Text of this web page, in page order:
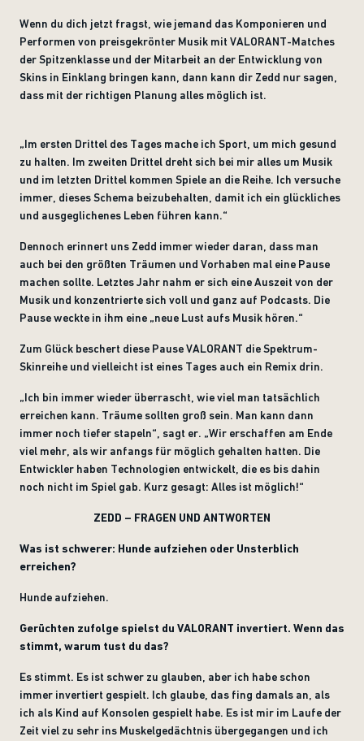
Wenn du dich jetzt fragst, wie jemand das Komponieren und
Performen von preisgekrönter Musik mit VALORANT-Matches
der Spitzenklasse und der Mitarbeit an der Entwicklung von
Skins in Einklang bringen kann, dann kann dir Zedd nur sagen,
dass mit der richtigen Planung alles möglich ist.
„Im ersten Drittel des Tages mache ich Sport, um mich gesund
zu halten. Im zweiten Drittel dreht sich bei mir alles um Musik
und im letzten Drittel kommen Spiele an die Reihe. Ich versuche
immer, dieses Schema beizubehalten, damit ich ein glückliches
und ausgeglichenes Leben führen kann.“
Dennoch erinnert uns Zedd immer wieder daran, dass man
auch bei den größten Träumen und Vorhaben mal eine Pause
machen sollte. Letztes Jahr nahm er sich eine Auszeit von der
Musik und konzentrierte sich voll und ganz auf Podcasts. Die
Pause weckte in ihm eine „neue Lust aufs Musik hören.“
Zum Glück beschert diese Pause VALORANT die Spektrum-
Skinreihe und vielleicht ist eines Tages auch ein Remix drin.
„Ich bin immer wieder überrascht, wie viel man tatsächlich
erreichen kann. Träume sollten groß sein. Man kann dann
immer noch tiefer stapeln“, sagt er. „Wir erschaffen am Ende
viel mehr, als wir anfangs für möglich gehalten hatten. Die
Entwickler haben Technologien entwickelt, die es bis dahin
noch nicht im Spiel gab. Kurz gesagt: Alles ist möglich!“
ZEDD – FRAGEN UND ANTWORTEN
Was ist schwerer: Hunde aufziehen oder Unsterblich
erreichen?
Hunde aufziehen.
Gerüchten zufolge spielst du VALORANT invertiert. Wenn das
stimmt, warum tust du das?
Es stimmt. Es ist schwer zu glauben, aber ich habe schon
immer invertiert gespielt. Ich glaube, das fing damals an, als
ich als Kind auf Konsolen gespielt habe. Es ist mir im Laufe der
Zeit viel zu sehr ins Muskelgedächtnis übergegangen und ich